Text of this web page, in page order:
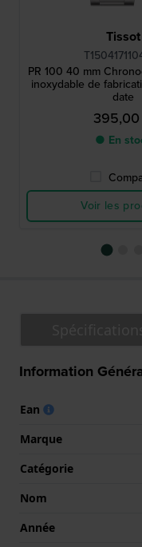
Tissot
PR 100 40 mm
inoxydable de
date
● En
Voir les
Information
Ean
Marque
Catégorie
Nom
Année